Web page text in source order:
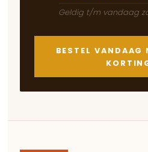
Geldig t/m vandaag
BESTEL VANDAAG